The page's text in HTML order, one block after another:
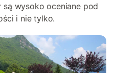
wysoko oceniane pod
i nie tylko.